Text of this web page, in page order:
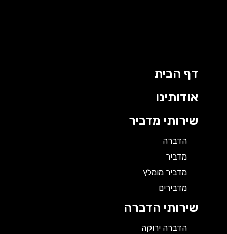
דף הבית
אודותינו
שירותי מדביר
הדברה
מדביר
מדביר מומלץ
מדבירים
שירותי הדברה
הדברה ירוקה